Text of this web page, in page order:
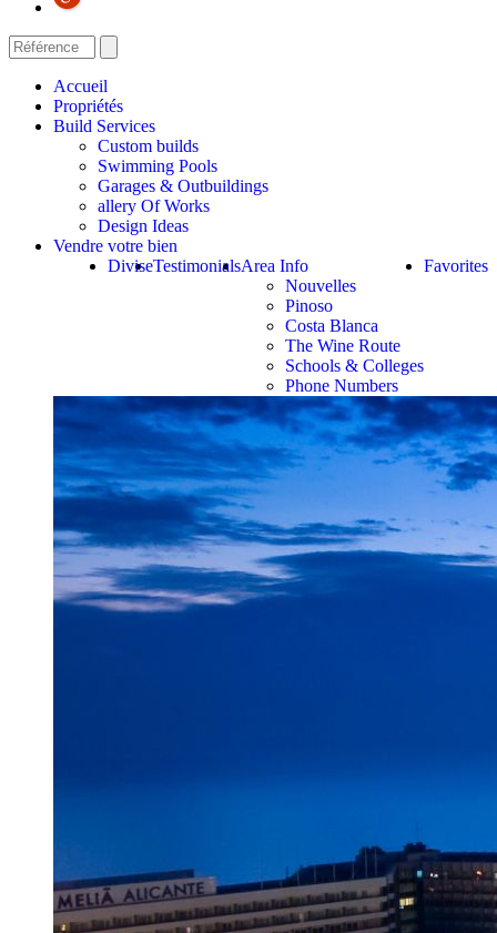
Accueil
Propriétés
Build Services
Custom builds
Swimming Pools
Garages & Outbuildings
allery Of Works
Design Ideas
Vendre votre bien
Favorites
Area Info
Nouvelles
Pinoso
Costa Blanca
The Wine Route
Schools & Colleges
Phone Numbers
Testimonials
Divise